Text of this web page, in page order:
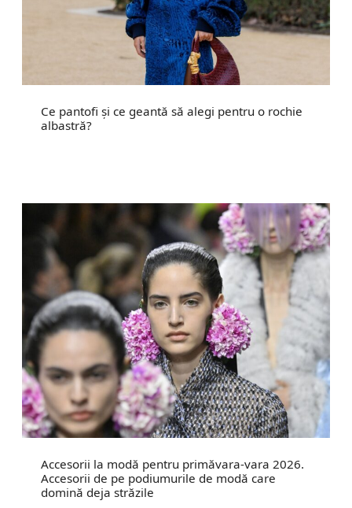
Ce pantofi și ce geantă să alegi pentru o rochie
albastră?
Accesorii la modă pentru primăvara-vara 2026.
Accesorii de pe podiumurile de modă care
domină deja străzile